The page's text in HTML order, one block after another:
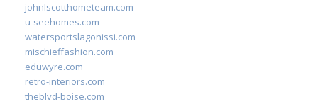
johnlscotthometeam.com
u-seehomes.com
watersportslagonissi.com
mischieffashion.com
eduwyre.com
retro-interiors.com
theblvd-boise.com